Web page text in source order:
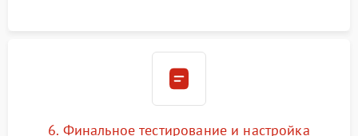
6. Финальное тестирование и настройка